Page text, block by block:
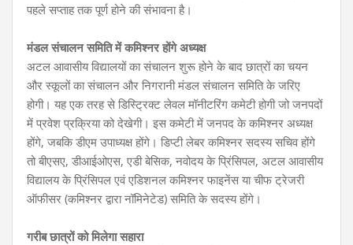
पहले सप्ताह तक पूर्ण होने की संभावना है।
मंडल संचालन समिति में कमिश्नर होंगे अध्यक्ष
अटल आवासीय विद्यालयों का संचालन शुरू होने के बाद छात्रों का चयन
और स्कूलों का संचालन और निगरानी मंडल संचालन समिति के जरिए
होगी। यह एक तरह से डिस्ट्रिक्ट लेवल मॉनीटरिंग कमेटी होगी जो जनपदों
में प्रवेश प्रक्रिया को देखेगी। इस कमेटी में जनपद के कमिश्नर अध्यक्ष
होंगे, जबकि डीएम उपाध्यक्ष होंगे। डिप्टी लेबर कमिश्नर सदस्य सचिव होंगे
तो बीएसए, डीआईओएस, एडी बेसिक, नवोदय के प्रिंसिपल, अटल आवासीय
विद्यालय के प्रिंसिपल एवं एडिशनल कमिश्नर फाइनेंस या चीफ ट्रेजरी
ऑफीसर (कमिश्नर द्वारा नॉमिनेटेड) समिति के सदस्य होंगे।
गरीब छात्रों को मिलेगा सहारा